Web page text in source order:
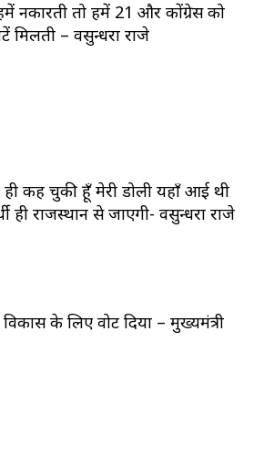
नकारती तो हमें 21 और कोंग्रेस को
मिलती – वसुन्धरा राजे
कह चुकी हूँ मेरी डोली यहाँ आई थी
ही राजस्थान से जाएगी- वसुन्धरा राजे
के लिए वोट दिया – मुख्यमंत्री